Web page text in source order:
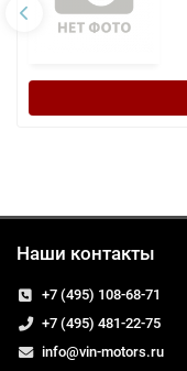
Наши контакты
+7 (495) 108-68-71
+7 (495) 481-22-75
info@vin-motors.ru